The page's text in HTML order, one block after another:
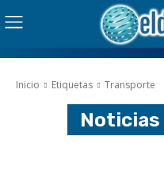
Inicio Etiquetas Transporte
Noticias